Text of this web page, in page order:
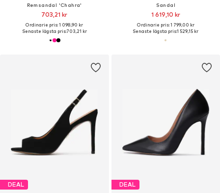
Remsandal 'Chahra'
703,21 kr
Ordinarie pris: 1 098,90 kr
Senaste lägsta pris:703,21 kr
Sandal
1 619,10 kr
Ordinarie pris: 1 799,00 kr
Senaste lägsta pris:1 529,15 kr
DEAL DEAL